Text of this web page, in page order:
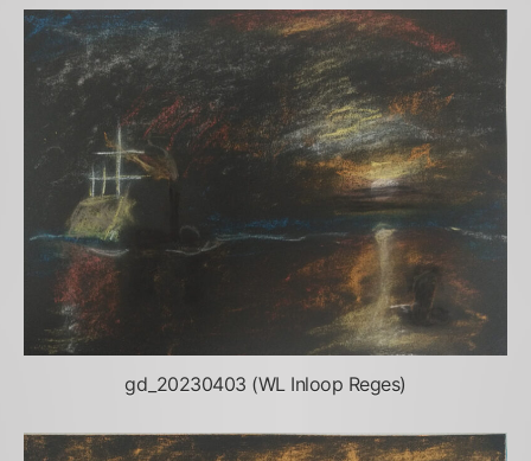
gd_20230403 (WL Inloop Reges)